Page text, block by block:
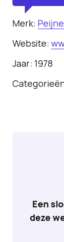
Merk:
Website:
Jaar: 1978
Een
deze